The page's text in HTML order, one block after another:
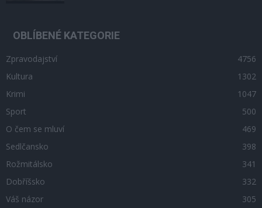
OBLÍBENÉ KATEGORIE
Zpravodajství
4756
Kultura
1302
Krimi
1047
Sport
500
O čem se mluví
469
Sedlčansko
398
Rožmitálsko
341
Dobříšsko
332
Váš názor
305